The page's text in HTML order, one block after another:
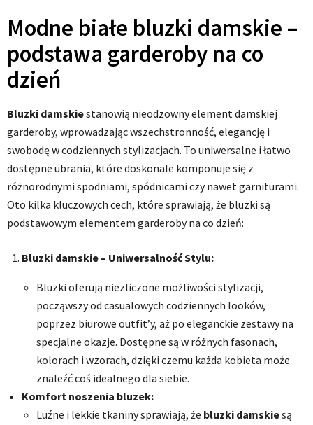
Modne białe bluzki damskie –
podstawa garderoby na co
dzień
Bluzki damskiestanowią nieodzowny element damskiej
garderoby, wprowadzając wszechstronność, elegancję i
swobodę w codziennych stylizacjach. To uniwersalne i łatwo
dostępne ubrania, które doskonale komponuje się z
różnorodnymi spodniami, spódnicami czy nawet garniturami.
Oto kilka kluczowych cech, które sprawiają, że bluzki są
podstawowym elementem garderoby na co dzień:
Bluzki damskie – Uniwersalność Stylu:
Bluzki oferują niezliczone możliwości stylizacji,
począwszy od casualowych codziennych looków,
poprzez biurowe outfit’y, aż po eleganckie zestawy na
specjalne okazje. Dostępne są w różnych fasonach,
kolorach i wzorach, dzięki czemu każda kobieta może
znaleźć coś idealnego dla siebie.
Komfort noszenia bluzek:
Luźne i lekkie tkaniny sprawiają, że bluzki damskiesą